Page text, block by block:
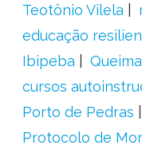
Teotônio Vilela
educação
Ibipeba
cursos
Porto de Pedras
Protocolo de